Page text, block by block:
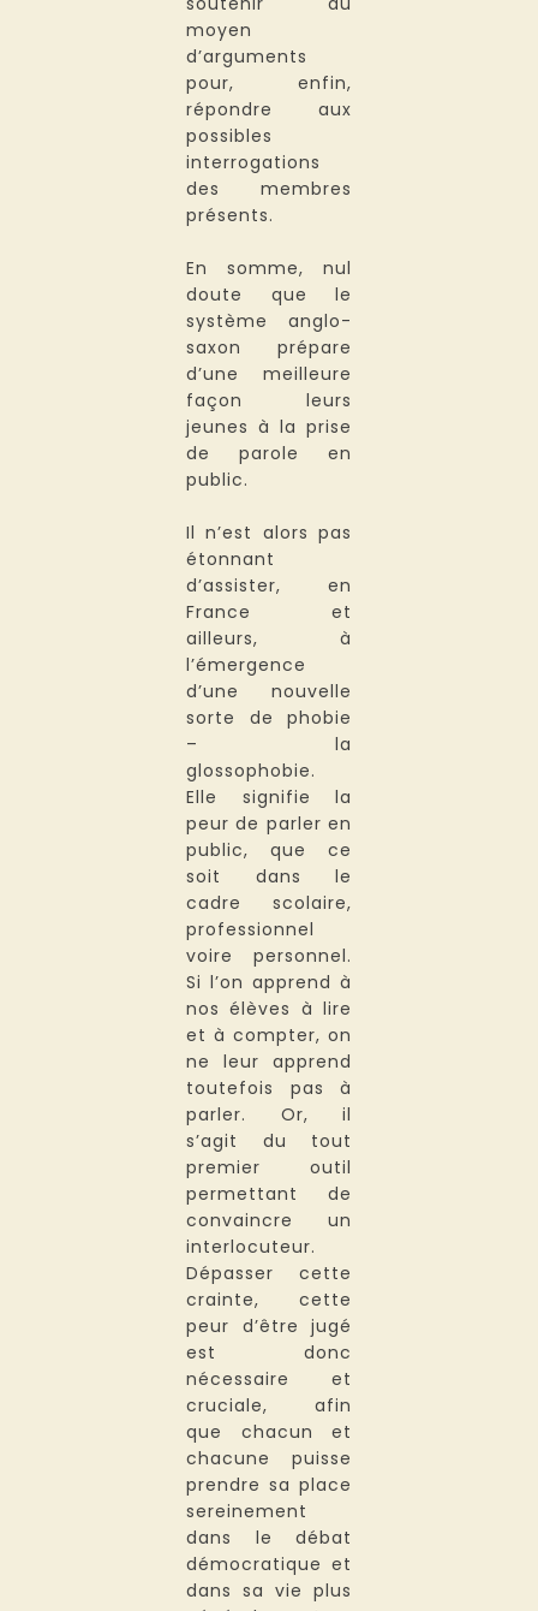
moyen
d’arguments
pour, enfin,
répondre aux
possibles
interrogations
des membres
présents.
En somme, nul
doute que le
système anglo-
saxon prépare
d’une meilleure
façon leurs
jeunes à la prise
de parole en
public.
Il n’est alors pas
étonnant
d’assister, en
France et
ailleurs, à
l’émergence
d’une nouvelle
sorte de phobie
– la
glossophobie.
Elle signifie la
peur de parler en
public, que ce
soit dans le
cadre scolaire,
professionnel
voire personnel.
Si l’on apprend à
nos élèves à lire
et à compter, on
ne leur apprend
toutefois pas à
parler. Or, il
s’agit du tout
premier outil
permettant de
convaincre un
interlocuteur.
Dépasser cette
crainte, cette
peur d’être jugé
est donc
nécessaire et
cruciale, afin
que chacun et
chacune puisse
prendre sa place
sereinement
dans le débat
démocratique et
dans sa vie plus